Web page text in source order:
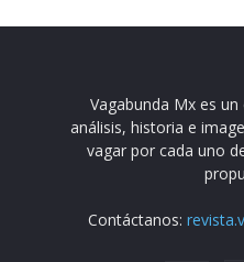
Vagabunda Mx es
análisis, historia e
vagar por cada uno
Contáctanos: